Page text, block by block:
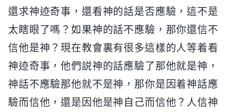
還求神迹奇事，還看神的話是否應驗，這不是
太瞎眼了嗎？如果神的話不應驗，那你還信不
信他是神？現在教會裏有很多這樣的人等着看
神迹奇事，他們説神的話應驗了那他就是神，
神話不應驗那他就不是神，那你是因着神話應
驗而信他，還是因他是神自己而信他？人信神